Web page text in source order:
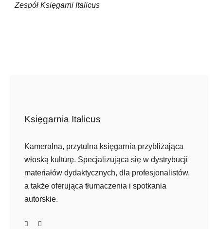
Zespół Księgarni Italicus
Księgarnia Italicus
Kameralna, przytulna księgarnia przybliżająca
włoską kulturę. Specjalizująca się w dystrybucji
materiałów dydaktycznych, dla profesjonalistów,
a także oferująca tłumaczenia i spotkania
autorskie.